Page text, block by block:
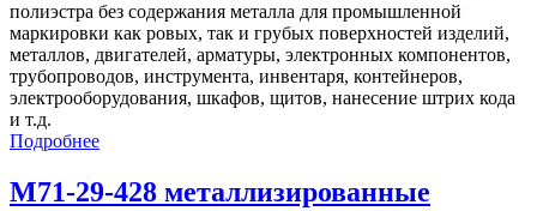
полиэстра без содержания металла для промышленной
маркировки как ровых, так и грубых поверхностей изделий,
металлов, двигателей, арматуры, электронных компонентов,
трубопроводов, инструмента, инвентаря, контейнеров,
электрооборудования, шкафов, щитов, нанесение штрих кода
и т.д.
Подробнее
M71-29-428 металлизированные